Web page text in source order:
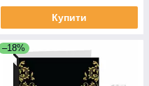
Купити
–18%